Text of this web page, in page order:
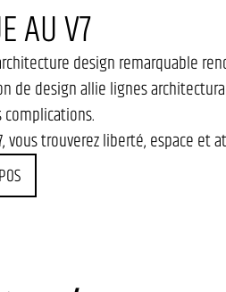
AU V7
design remarquable
de design allie lignes
trouverez liberté, espace et